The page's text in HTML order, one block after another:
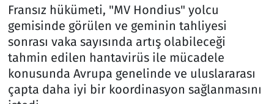
Fransız hükümeti, "MV Hondius" yolcu
gemisinde görülen ve geminin tahliyesi
sonrası vaka sayısında artış olabileceği
tahmin edilen hantavirüs ile mücadele
konusunda Avrupa genelinde ve uluslararası
çapta daha iyi bir koordinasyon sağlanmasını
Memur ve Kamu
Otomobil
Oyun
Ramazan